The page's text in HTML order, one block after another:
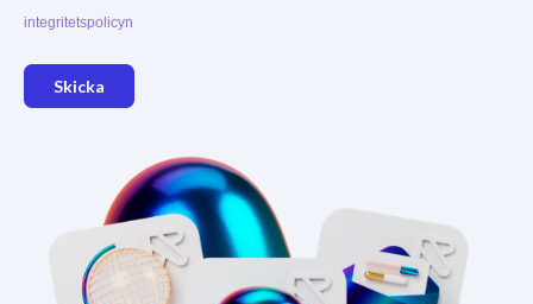
integritetspolicyn
Skicka